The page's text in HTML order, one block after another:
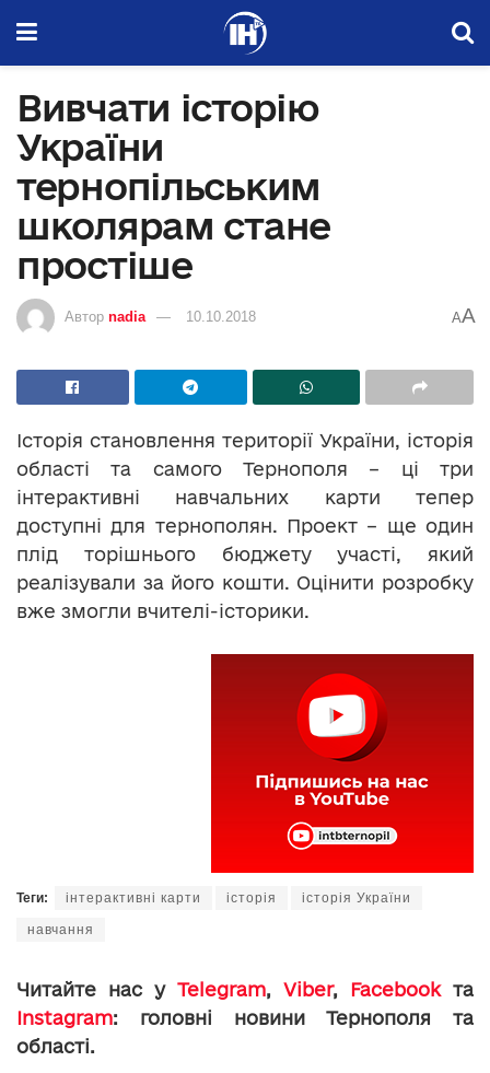
Вивчати історію
України
тернопільським
школярам стане
простіше
Автор nadia 10.10.2018 AA
Історія становлення території України, історія
області та самого Тернополя – ці три
інтерактивні навчальних карти тепер
доступні для тернополян. Проект – ще один
плід торішнього бюджету участі, який
реалізували за його кошти. Оцінити розробку
вже змогли вчителі-історики.
Теги: інтерактивні карти історія історія України
навчання
Читайте нас у Telegram, Viber, Facebookта
Instagram: головні новини Тернополя та
області.